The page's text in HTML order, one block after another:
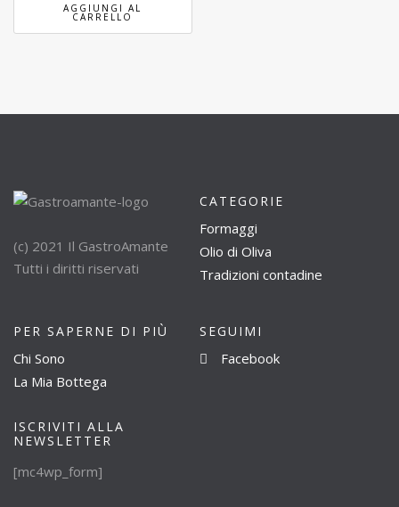
AGGIUNGI AL
CARRELLO
(c) 2021 Il GastroAmante
Tutti i diritti riservati
CATEGORIE
Formaggi
Olio di Oliva
Tradizioni contadine
PER SAPERNE DI PIÙ
Chi Sono
La Mia Bottega
SEGUIMI
Facebook
ISCRIVITI ALLA
NEWSLETTER
[mc4wp_form]